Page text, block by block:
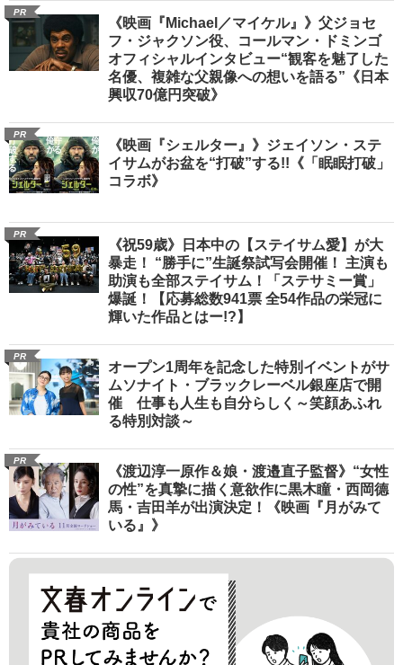
PR
《映画『Michael／マイケル』》父ジョセ
フ・ジャクソン役、コールマン・ドミンゴ
オフィシャルインタビュー“観客を魅了した
名優、複雑な父親像への想いを語る”《日本
興収70億円突破》
PR
《映画『シェルター』》ジェイソン・ステ
イサムがお盆を“打破”する!!《「眠眠打破」
コラボ》
PR
《祝59歳》日本中の【ステイサム愛】が大
暴走！ “勝手に”生誕祭試写会開催！ 主演も
助演も全部ステイサム！「ステサミー賞」
爆誕！【応募総数941票 全54作品の栄冠に
輝いた作品とはー!?】
PR
オープン1周年を記念した特別イベントがサ
ムソナイト・ブラックレーベル銀座店で開
催 仕事も人生も自分らしく～笑顔あふれ
る特別対談～
PR
《渡辺淳一原作＆娘・渡邉直子監督》“女性
の性”を真摯に描く意欲作に黒木瞳・西岡德
馬・吉田羊が出演決定！《映画『月がみて
いる』》